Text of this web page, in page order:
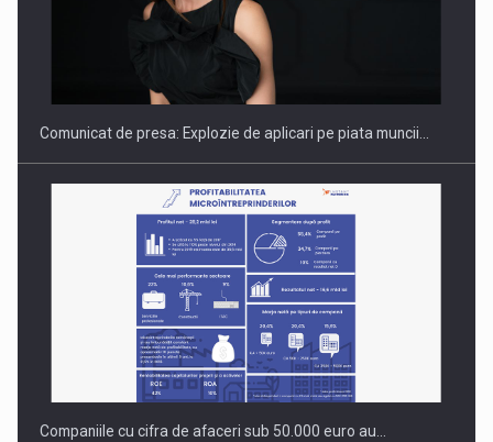
Hard Enduro Piatra Craiului 2026, fueled by benzinariile RO…
Comunicat de presa: Explozie de aplicari pe piata muncii…
Companiile cu cifra de afaceri sub 50.000 euro au…